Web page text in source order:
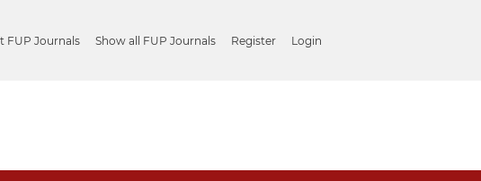
FUP Journals Show all FUP Journals Register Login